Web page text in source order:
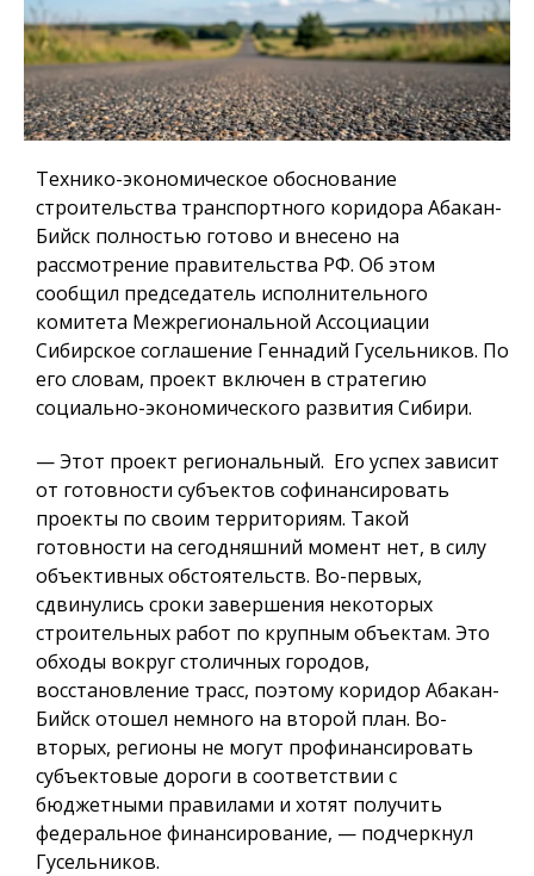
Технико-экономическое обоснование
строительства транспортного коридора Абакан-
Бийск полностью готово и внесено на
рассмотрение правительства РФ. Об этом
сообщил председатель исполнительного
комитета Межрегиональной Ассоциации
Сибирское соглашение Геннадий Гусельников. По
его словам, проект включен в стратегию
социально-экономического развития Сибири.
— Этот проект региональный. Его успех зависит
от готовности субъектов софинансировать
проекты по своим территориям. Такой
готовности на сегодняшний момент нет, в силу
объективных обстоятельств. Во-первых,
сдвинулись сроки завершения некоторых
строительных работ по крупным объектам. Это
обходы вокруг столичных городов,
восстановление трасс, поэтому коридор Абакан-
Бийск отошел немного на второй план. Во-
вторых, регионы не могут профинансировать
субъектовые дороги в соответствии с
бюджетными правилами и хотят получить
федеральное финансирование, — подчеркнул
Гусельников.